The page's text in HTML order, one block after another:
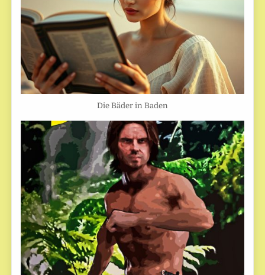
Die Bäder in Baden